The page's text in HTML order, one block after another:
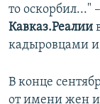
то оскорбил..."
Кавказ.Реалии
кадыровцами
В конце
от имени жен и